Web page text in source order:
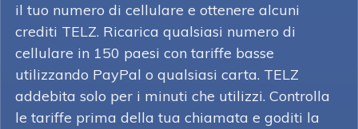
il tuo numero di cellulare e ottenere alcuni
crediti TELZ. Ricarica qualsiasi numero di
cellulare in 150 paesi con tariffe basse
utilizzando PayPal o qualsiasi carta. TELZ
addebita solo per i minuti che utilizzi. Controlla
le tariffe prima della tua chiamata e goditi la